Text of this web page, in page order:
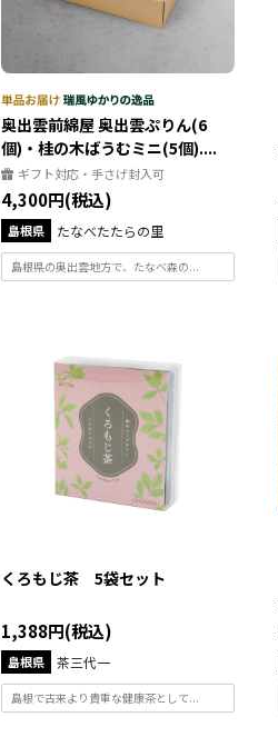
奥出雲前綿屋 奥出雲ぷりん(6
個)・桂の木ばうむミニ(5個)....
ギフト対応・手さげ封入可
4,300円(税込)
島根県 たなべたたらの里
島根県の奥出雲地方で、たなべ森の...
くろもじ茶 5袋セット
1,388円(税込)
島根県 茶三代一
島根で古来より貴重な健康茶として...